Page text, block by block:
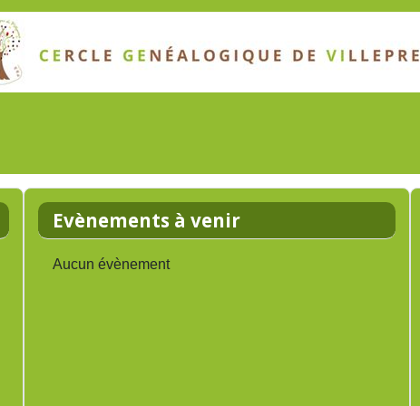
Evènements à venir
Aucun évènement